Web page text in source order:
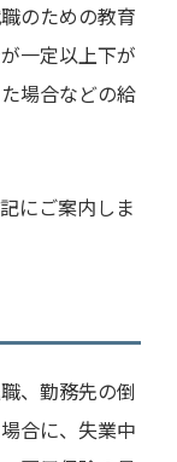
のための教育
一定以上下が
場合などの給
にご案内しま
、勤務先の倒
合に、失業中